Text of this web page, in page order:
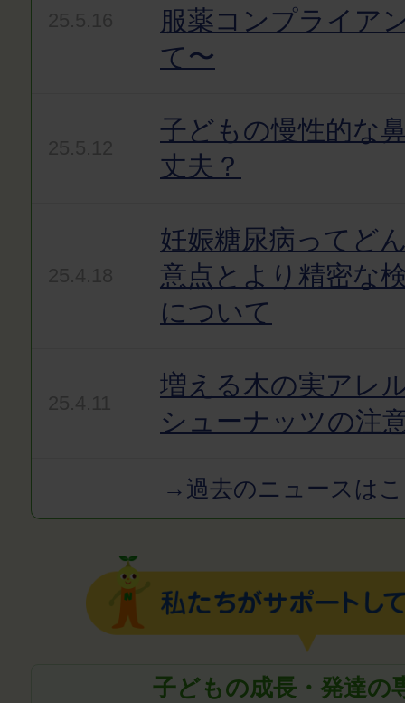
服薬コンプライア
て〜
子どもの慢性的な
丈夫？
妊娠糖尿病ってど
意点とより精密な
について
増える木の実アレ
シューナッツの注
→過去のニュースは
子どもの成長・発達の